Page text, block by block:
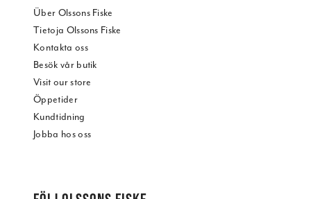
Über Olssons Fiske
Tietoja Olssons Fiske
Kontakta oss
Besök vår butik
Visit our store
Öppetider
Kundtidning
Jobba hos oss